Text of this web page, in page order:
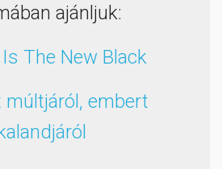
ajánljuk:
The New Black
múltjáról, embert
kalandjáról